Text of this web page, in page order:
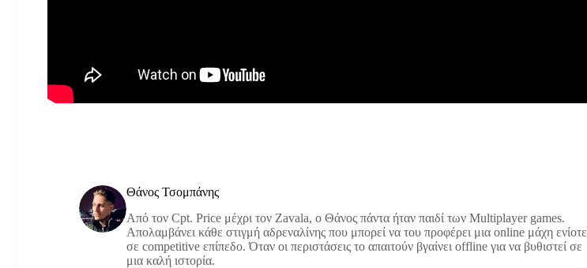
Θάνος Τσομπάνης
Από τον Cpt. Price μέχρι τον Zavala, ο Θάνος πάντα ήταν παιδί των Multiplayer games.
Απολαμβάνει κάθε στιγμή αδρεναλίνης που μπορεί να του προφέρει μια online μάχη ενίοτε
σε competitive επίπεδο. Όταν οι περιστάσεις το απαιτούν βγαίνει offline για να βυθιστεί σε
μια καλή ιστορία.